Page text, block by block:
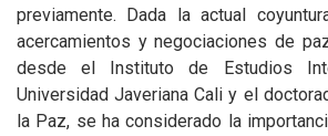
previamente. Dada la actual
acercamientos y negociaciones de
desde el Instituto de Estudios
Universidad Javeriana Cali y el
la Paz, se ha considerado la